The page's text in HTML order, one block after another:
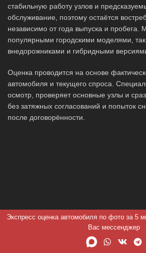
стабильную работу узлов и
обслуживание, поэтому остаётся
независимо от года выпуска и пробега.
популярными городскими моделями,
внедорожниками и гибридными
Оценка проводится на основе
автомобиля и текущего спроса.
осмотр, проверяет основные узлы и
без затяжных согласований и попыток
после договорённости.
Экспресс оценка автомобиля по фото за 5
Вас мессенджер